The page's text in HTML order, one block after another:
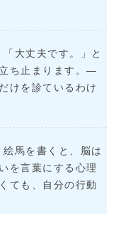
大丈夫です。」と
ち止まります。―
けを診ているわけ
馬を書くと、脳は
を言葉にする心理
ても、自分の行動